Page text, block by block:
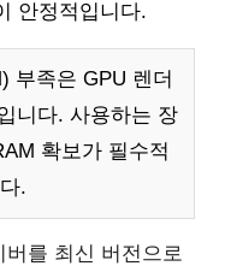
안정적입니다.
부족은 GPU 렌더
니다. 사용하는 장
확보가 필수적
.
를 최신 버전으로